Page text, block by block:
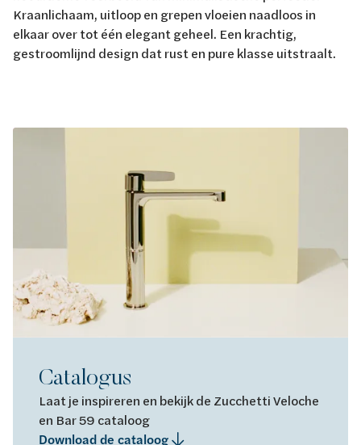
Kraanlichaam, uitloop en grepen vloeien naadloos in
elkaar over tot één elegant geheel. Een krachtig,
gestroomlijnd design dat rust en pure klasse uitstraalt.
Catalogus
Laat je inspireren en bekijk de Zucchetti Veloche
en Bar 59 cataloog
Download de cataloog